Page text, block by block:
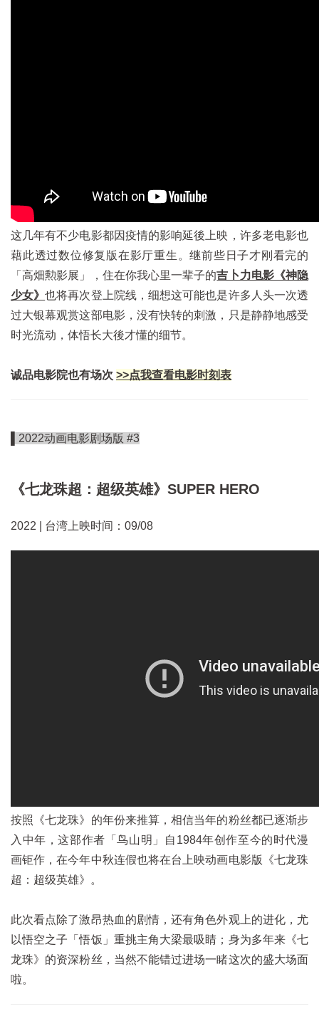
这几年有不少电影都因疫情的影响延後上映，许多老电影也
藉此透过数位修复版在影厅重生。继前些日子才刚看完的
「高畑勲影展」，住在你我心里一辈子的吉卜力电影《神隐
少女》也将再次登上院线，细想这可能也是许多人头一次透
过大银幕观赏这部电影，没有快转的刺激，只是静静地感受
时光流动，体悟长大後才懂的细节。
诚品电影院也有场次 >>点我查看电影时刻表
▌2022动画电影剧场版 #3
《七龙珠超：超级英雄》SUPER HERO
2022 | 台湾上映时间：09/08
按照《七龙珠》的年份来推算，相信当年的粉丝都已逐渐步
入中年，这部作者「鸟山明」自1984年创作至今的时代漫
画钜作，在今年中秋连假也将在台上映动画电影版《七龙珠
超：超级英雄》。
此次看点除了激昂热血的剧情，还有角色外观上的进化，尤
以悟空之子「悟饭」重挑主角大梁最吸睛；身为多年来《七
龙珠》的资深粉丝，当然不能错过进场一睹这次的盛大场面
啦。